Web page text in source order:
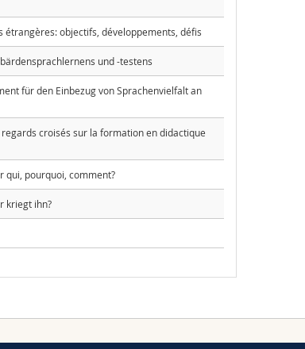
étrangères: objectifs, développements, défis
und -testens
für den Einbezug von Sprachenvielfalt an
regards croisés sur la formation en didactique
qui, pourquoi, comment?
kriegt ihn?